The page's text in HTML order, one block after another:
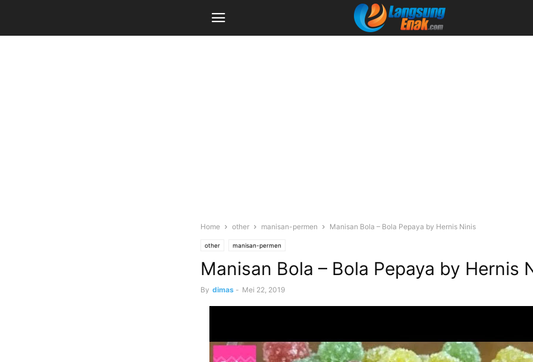
Home other manisan-permen Manisan Bola – Bola Pepaya by Hernis Ninis
other manisan-permen
Manisan Bola – Bola Pepaya by Hernis
By dimas - Mei 22, 2019